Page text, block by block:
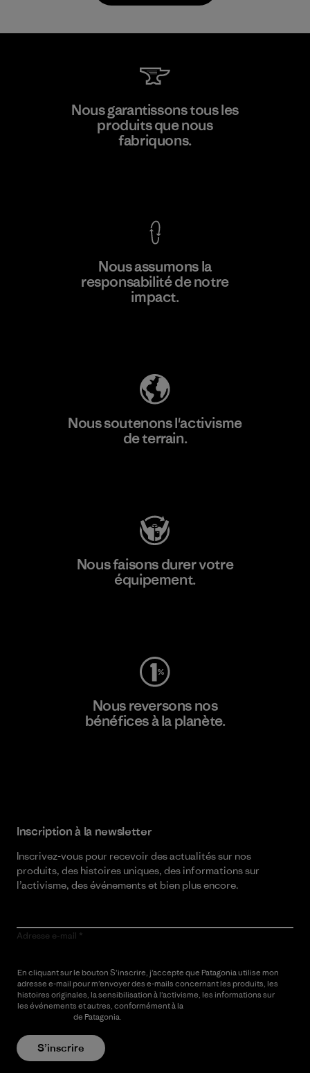
Li Peng Enterprise Co., Ltd.
Material-supplier
Nous garantissons tous les
produits que nous
fabriquons.
Nous assumons la
responsabilité de notre
impact.
Nous soutenons l'activisme
de terrain.
Nous faisons durer votre
équipement.
Nous reversons nos
bénéfices à la planète.
Inscription à la newsletter
Inscrivez-vous pour recevoir des actualités sur nos
produits, des histoires uniques, des informations sur
l’activisme, des événements et bien plus encore.
Adresse e-mail
En cliquant sur le bouton S’inscrire, j’accepte que Patagonia utilise mon
adresse e-mail pour m’envoyer des e-mails concernant les produits, les
histoires originales, la sensibilisation à l’activisme, les informations sur
les événements et autres, conformément à la
de Patagonia.
S’inscrire